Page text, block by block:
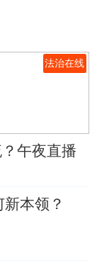
法治在线
午夜直播
新本领？